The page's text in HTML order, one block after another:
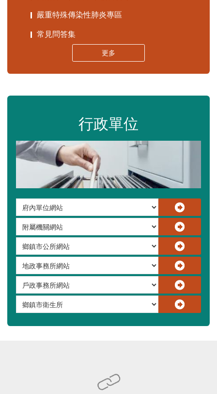
嚴重特殊傳染性肺炎專區
常見問答集
更多
行政單位